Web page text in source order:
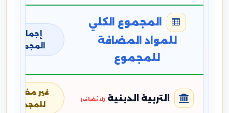
المجموع الكلي
للمواد المضافة
للمجموع
إجمالي
المجموع
التربية الدينية (لا تُضاف)
غير مضافة
للمجموع